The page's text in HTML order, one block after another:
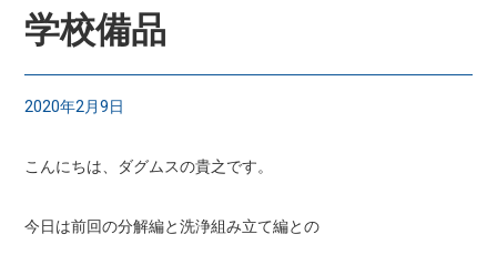
学校備品
2020年2月9日
こんにちは、ダグムスの貴之です。
今日は前回の分解編と洗浄組み立て編との